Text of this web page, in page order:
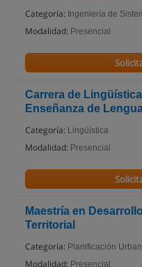
Categoría: Ingeniería de
Modalidad: Presencial
Carrera de
Enseñanza de
Categoría: Lingüística
Modalidad: Presencial
Maestría en
Territorial
Categoría: Planificación
Modalidad: Presencial